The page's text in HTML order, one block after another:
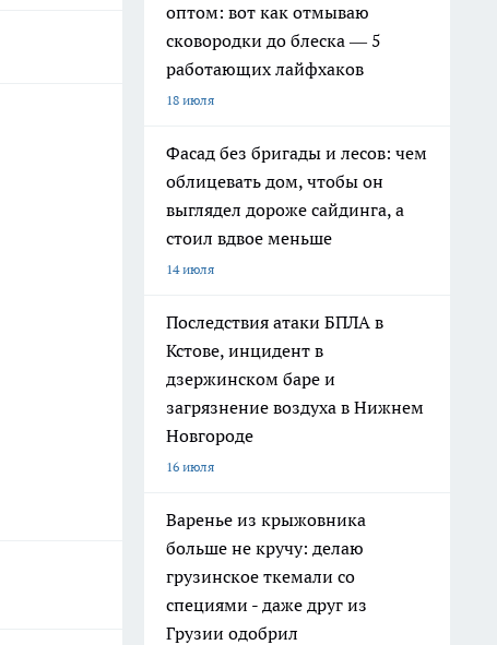
оптом: вот как отмываю
сковородки до блеска — 5
работающих лайфхаков
18 июля
Фасад без бригады и лесов: чем
облицевать дом, чтобы он
выглядел дороже сайдинга, а
стоил вдвое меньше
14 июля
Последствия атаки БПЛА в
Кстове, инцидент в
дзержинском баре и
загрязнение воздуха в Нижнем
Новгороде
16 июля
Варенье из крыжовника
больше не кручу: делаю
грузинское ткемали со
специями - даже друг из
Грузии одобрил